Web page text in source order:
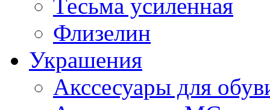
Тесьма усиленная
Флизелин
Украшения
Акссесуары для